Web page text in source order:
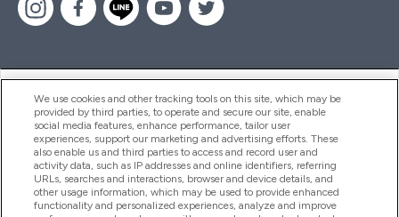
ヘルプ＆ガイド
商品について
We use cookies and other tracking tools on this site, which may be
provided by third parties, to operate and secure our site, enable
social media features, enhance performance, tailor user
experiences, support our marketing and advertising efforts. These
also enable us and third parties to access and record user and
activity data, such as IP addresses and online identifiers, referring
URLs, searches and interactions, browser and device details, and
other usage information, which may be used to provide enhanced
functionality and personalized experiences, analyze and improve